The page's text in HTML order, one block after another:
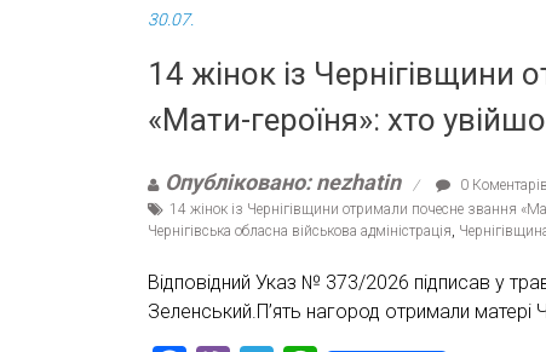
30.07.
14 жінок із Чернігівщини
«Мати-героїня»: хто
Опубліковано: nezhatin
0 Коментарів
14 жінок із Чернігівщини отримали почесне звання
Чернігівська обласна військова адміністрація
Відповідний Указ № 373/2026 підписав у
Зеленський.П’ять нагород отримали матері